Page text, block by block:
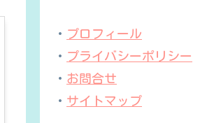
・ プロフィール
・ プライバシーポリシー
・ お問合せ
・ サイトマップ